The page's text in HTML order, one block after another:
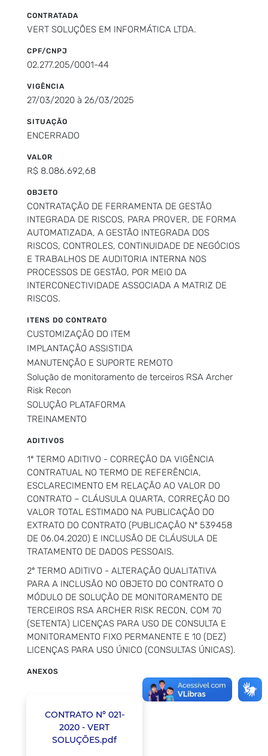
CONTRATADA
VERT SOLUÇÕES EM INFORMÁTICA LTDA.
CPF/CNPJ
02.277.205/0001-44
VIGÊNCIA
27/03/2020 à 26/03/2025
SITUAÇÃO
ENCERRADO
VALOR
R$ 8.086.692,68
OBJETO
CONTRATAÇÃO DE FERRAMENTA DE GESTÃO
INTEGRADA DE RISCOS, PARA PROVER, DE FORMA
AUTOMATIZADA, A GESTÃO INTEGRADA DOS
RISCOS, CONTROLES, CONTINUIDADE DE NEGÓCIOS
E TRABALHOS DE AUDITORIA INTERNA NOS
PROCESSOS DE GESTÃO, POR MEIO DA
INTERCONECTIVIDADE ASSOCIADA A MATRIZ DE
RISCOS.
ITENS DO CONTRATO
CUSTOMIZAÇÃO DO ITEM
IMPLANTAÇÃO ASSISTIDA
MANUTENÇÃO E SUPORTE REMOTO
Solução de monitoramento de terceiros RSA Archer
Risk Recon
SOLUÇÃO PLATAFORMA
TREINAMENTO
ADITIVOS
1º TERMO ADITIVO - CORREÇÃO DA VIGÊNCIA
CONTRATUAL NO TERMO DE REFERÊNCIA,
ESCLARECIMENTO EM RELAÇÃO AO VALOR DO
CONTRATO – CLÁUSULA QUARTA, CORREÇÃO DO
VALOR TOTAL ESTIMADO NA PUBLICAÇÃO DO
EXTRATO DO CONTRATO (PUBLICAÇÃO Nº 539458
DE 06.04.2020) E INCLUSÃO DE CLÁUSULA DE
TRATAMENTO DE DADOS PESSOAIS.
2º TERMO ADITIVO - ALTERAÇÃO QUALITATIVA
PARA A INCLUSÃO NO OBJETO DO CONTRATO O
MÓDULO DE SOLUÇÃO DE MONITORAMENTO DE
TERCEIROS RSA ARCHER RISK RECON, COM 70
(SETENTA) LICENÇAS PARA USO DE CONSULTA E
MONITORAMENTO FIXO PERMANENTE E 10 (DEZ)
LICENÇAS PARA USO ÚNICO (CONSULTAS ÚNICAS).
ANEXOS
CONTRATO Nº 021-
2020 - VERT
SOLUÇÕES.pdf